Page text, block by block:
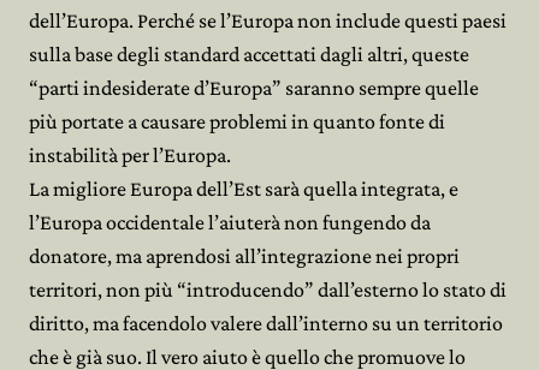
dell’Europa. Perché se l’Europa non include questi paesi
sulla base degli standard accettati dagli altri, queste
“parti indesiderate d’Europa” saranno sempre quelle
più portate a causare problemi in quanto fonte di
instabilità per l’Europa.
La migliore Europa dell’Est sarà quella integrata, e
l’Europa occidentale l’aiuterà non fungendo da
donatore, ma aprendosi all’integrazione nei propri
territori, non più “introducendo” dall’esterno lo stato di
diritto, ma facendolo valere dall’interno su un territorio
che è già suo. Il vero aiuto è quello che promuove lo